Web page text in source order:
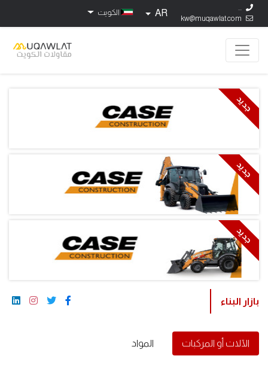
...
kw@muqawlat.com
AR الكويت
جديد
جديد
جديد
بازار البناء
الآلات أو المركبات المواد